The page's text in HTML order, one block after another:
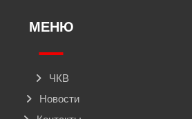
МЕНЮ
ЧКВ
Новости